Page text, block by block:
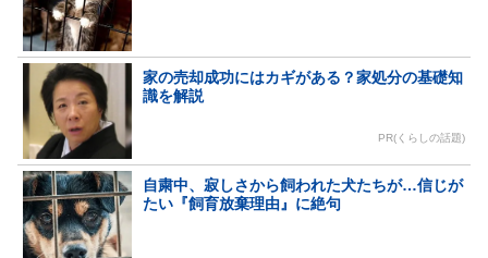
家の売却成功にはカギがある？家処分の基礎知
識を解説
PR(くらしの話題)
自粛中、寂しさから飼われた犬たちが…信じが
たい『飼育放棄理由』に絶句